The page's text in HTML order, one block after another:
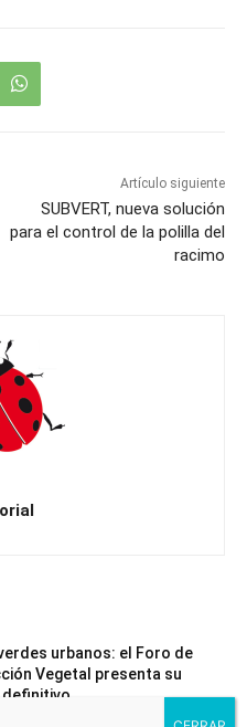
Artículo siguiente
SUBVERT, nueva solución
para el control de la polilla del
racimo
urbanos: el Foro de
Vegetal presenta su